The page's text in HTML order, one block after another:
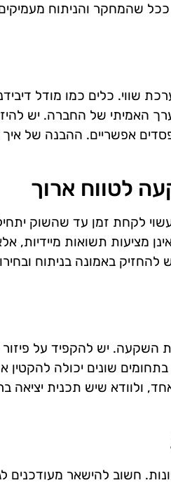
שהמחקר והניתוח מעמיקים
שווי. כלים כמו מודל
הערך האמיתי של החברה. יש
אפשריים. ההבנה של איך
לטווח ארוך
לקחת זמן עד שהשוק
מציעות תשואות מיידיות,
באמונה בניתוח
השקעה. יש להקפיד על
שונים יכולה להקטין
ולוודא שיש תכנית יציאה
חשוב להישאר מעודכנים